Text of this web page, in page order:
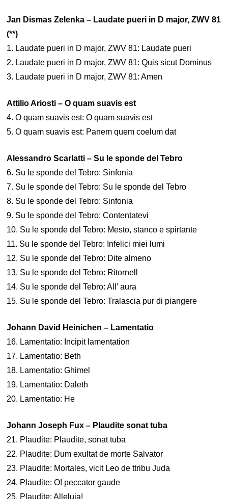
Jan Dismas Zelenka – Laudate pueri in D major, ZWV 81
(**)
1. Laudate pueri in D major, ZWV 81: Laudate pueri
2. Laudate pueri in D major, ZWV 81: Quis sicut Dominus
3. Laudate pueri in D major, ZWV 81: Amen
Attilio Ariosti – O quam suavis est
4. O quam suavis est: O quam suavis est
5. O quam suavis est: Panem quem coelum dat
Alessandro Scarlatti – Su le sponde del Tebro
6. Su le sponde del Tebro: Sinfonia
7. Su le sponde del Tebro: Su le sponde del Tebro
8. Su le sponde del Tebro: Sinfonia
9. Su le sponde del Tebro: Contentatevi
10. Su le sponde del Tebro: Mesto, stanco e spirtante
11. Su le sponde del Tebro: Infelici miei lumi
12. Su le sponde del Tebro: Dite almeno
13. Su le sponde del Tebro: Ritornell
14. Su le sponde del Tebro: All’ aura
15. Su le sponde del Tebro: Tralascia pur di piangere
Johann David Heinichen – Lamentatio
16. Lamentatio: Incipit lamentation
17. Lamentatio: Beth
18. Lamentatio: Ghimel
19. Lamentatio: Daleth
20. Lamentatio: He
Johann Joseph Fux – Plaudite sonat tuba
21. Plaudite: Plaudite, sonat tuba
22. Plaudite: Dum exultat de morte Salvator
23. Plaudite: Mortales, vicit Leo de ttribu Juda
24. Plaudite: O! peccator gaude
25. Plaudite: Alleluja!